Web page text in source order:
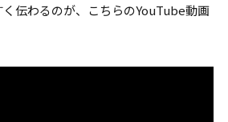
伝わるのが、こちらのYouTube動画